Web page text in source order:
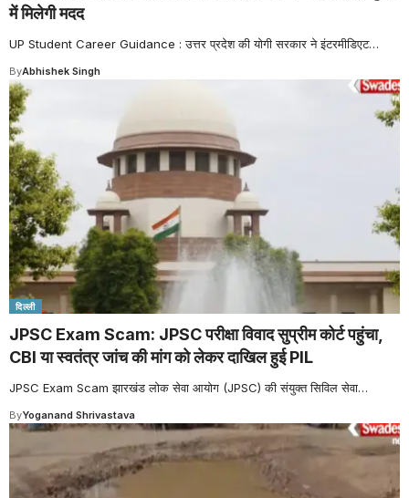
में मिलेगी मदद
UP Student Career Guidance : उत्तर प्रदेश की योगी सरकार ने इंटरमीडिएट…
ByAbhishek Singh
दिल्ली
JPSC Exam Scam: JPSC परीक्षा विवाद सुप्रीम कोर्ट पहुंचा,
CBI या स्वतंत्र जांच की मांग को लेकर दाखिल हुई PIL
JPSC Exam Scam झारखंड लोक सेवा आयोग (JPSC) की संयुक्त सिविल सेवा…
ByYoganand Shrivastava